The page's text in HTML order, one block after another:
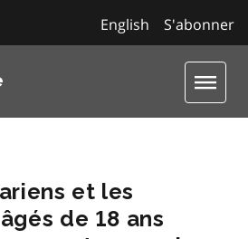
S'abonner
English
et les
de 18 ans